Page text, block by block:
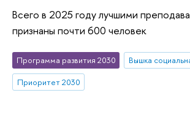
Всего в 2025 году лучшими
признаны почти 600 человек
Программа развития 2030
Вышка
Приоритет 2030